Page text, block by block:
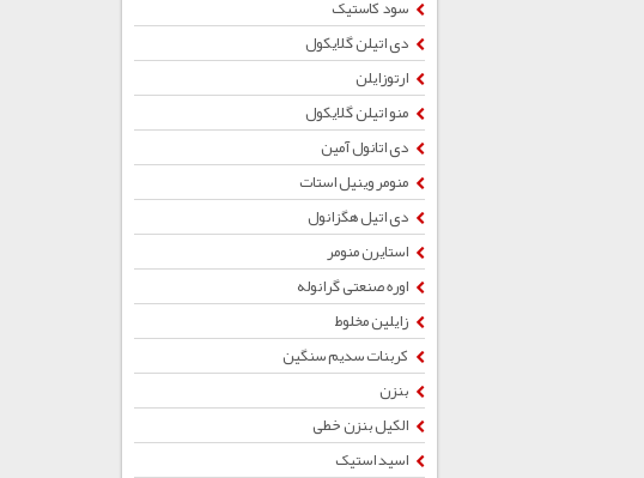
سود کاستیک
دی اتیلن گلایکول
ارتوزایلن
منو اتیلن گلایکول
دی اتانول آمین
منومر وینیل استات
دی اتیل هگزانول
استایرن منومر
اوره صنعتی گرانوله
زایلین مخلوط
کربنات سدیم سنگین
بنزن
الکیل بنزن خطی
اسید استیک